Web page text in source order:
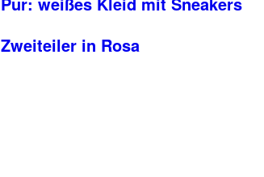
Zweiteiler in Rosa